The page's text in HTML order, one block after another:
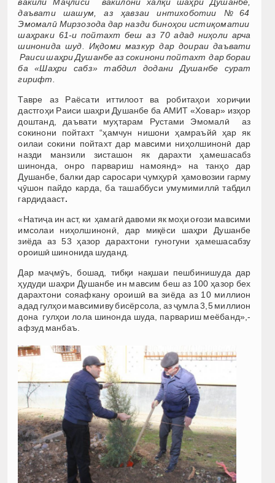
даъвати шашум, аз ҳавзаи интихоботии №64
Эмомалӣ Мирзозода дар назди биноҳои истиқоматии
шаҳраки 61-и пойтахт беш аз 70 адад ниҳоли арча
шинонида шуд. Иқдоми мазкур дар доираи даъвати
Раиси шаҳри Душанбе аз сокинони пойтахт дар бораи
ба «Шаҳри сабз» табдил додани Душанбе сурат
гирифт.
Тавре аз Раёсати иттилоот ва робитаҳои хориҷии
дастгоҳи Раиси шаҳри Душанбе ба АМИТ «Ховар» изҳор
доштанд, даъвати муҳтарам Рустами Эмомалӣ аз
сокинони пойтахт “ҳамчун нишони ҳамраъйӣ ҳар як
оилаи сокини пойтахт дар мавсими ниҳолшинонӣ дар
назди манзили зисташон як дарахти ҳамешасабз
шинонда, онро парвариш намоянд» на танҳо дар
Душанбе, балки дар саросари ҷумҳурӣ ҳамовозии гарму
ҷӯшон пайдо карда, ба ташаббуси умумимиллӣ табдил
гардидааст.
«Натиҷа ин аст, ки ҳамагӣ давоми як моҳи оғози мавсими
имсолаи ниҳолшинонӣ, дар миқёси шаҳри Душанбе
зиёда аз 53 ҳазор дарахтони гуногуни ҳамешасабзу
ороишӣ шинонида шуданд.
Дар маҷмӯъ, бошад, тибқи нақшаи пешбинишуда дар
ҳудуди шаҳри Душанбе ин мавсим беш аз 100 ҳазор бех
дарахтони сояафкану ороишӣ ва зиёда аз 10 миллион
адад гулҳои мавсимиву бисёрсола, аз ҷумла 3,5 миллион
дона гулҳои лола шинонда шуда, парвариш меёбанд»,-
афзуд манбаъ.